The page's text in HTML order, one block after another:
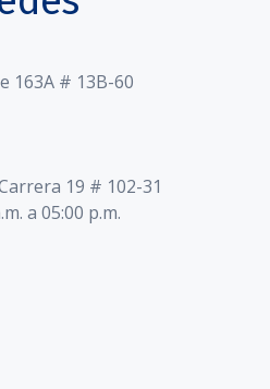
163A # 13B-60
19 # 102-31
a 05:00 p.m.